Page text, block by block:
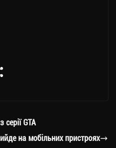
ли
ти
GTA
на мобільних пристроях